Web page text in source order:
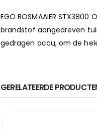
EGO BOSMAAIER
brandstof aangedreven
gedragen accu, om de
GERELATEERDE